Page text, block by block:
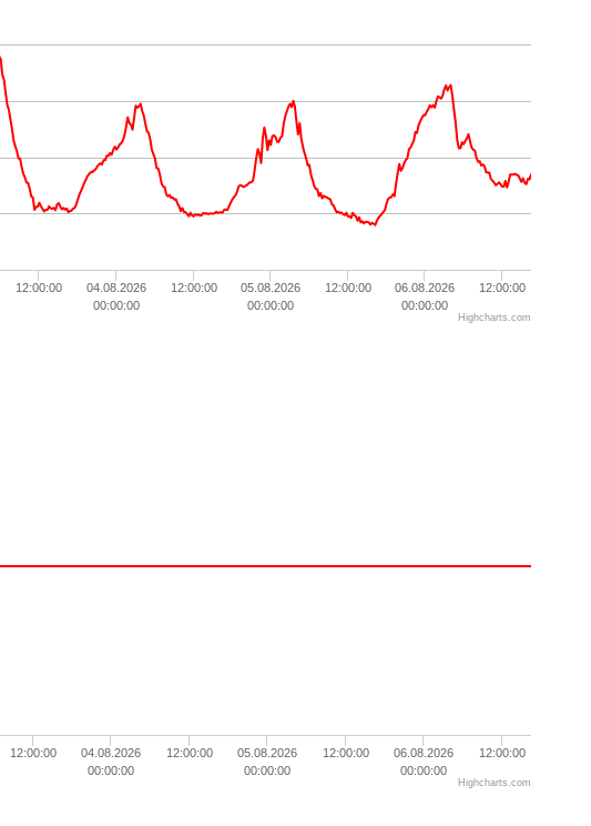
12:00:00
04.08.2026
00:00:00
12:00:00
05.08.2026
00:00:00
12:00:00
06.08.2026
00:00:00
12:00:00
Highcharts.com
12:00:00
04.08.2026
00:00:00
12:00:00
05.08.2026
00:00:00
12:00:00
06.08.2026
00:00:00
12:00:00
Highcharts.com